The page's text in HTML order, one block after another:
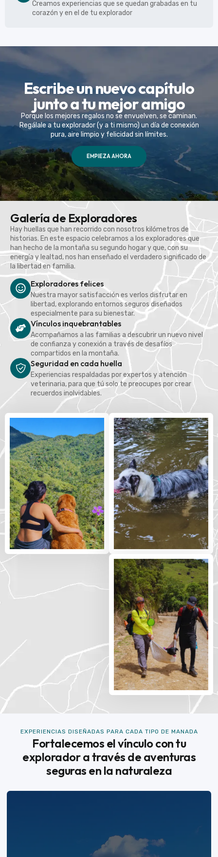
Creamos experiencias que se quedan grabadas en tu
corazón y en el de tu explorador
Escribe un nuevo capítulo
junto a tu mejor amigo
Porque los mejores regalos no se envuelven, se caminan.
Regálale a tu explorador (y a ti mismo) un día de conexión
pura, aire limpio y felicidad sin límites.
EMPIEZA AHORA
Galería de Exploradores
Hay huellas que han recorrido con nosotros kilómetros de
historias. En este espacio celebramos a los exploradores que
han hecho de la montaña su segundo hogar y que, con su
energía y lealtad, nos han enseñado el verdadero significado de
la libertad en familia.
Exploradores felices
Nuestra mayor satisfacción es verlos disfrutar en
libertad, explorando entornos seguros diseñados
especialmente para su bienestar.
Vínculos inquebrantables
Acompañamos a las familias a descubrir un nuevo nivel
de confianza y conexión a través de desafíos
compartidos en la montaña.
Seguridad en cada huella
Experiencias respaldadas por expertos y atención
veterinaria, para que tú solo te preocupes por crear
recuerdos inolvidables.
EXPERIENCIAS DISEÑADAS PARA CADA TIPO DE MANADA
Fortalecemos el vínculo con tu
explorador a través de aventuras
seguras en la naturaleza